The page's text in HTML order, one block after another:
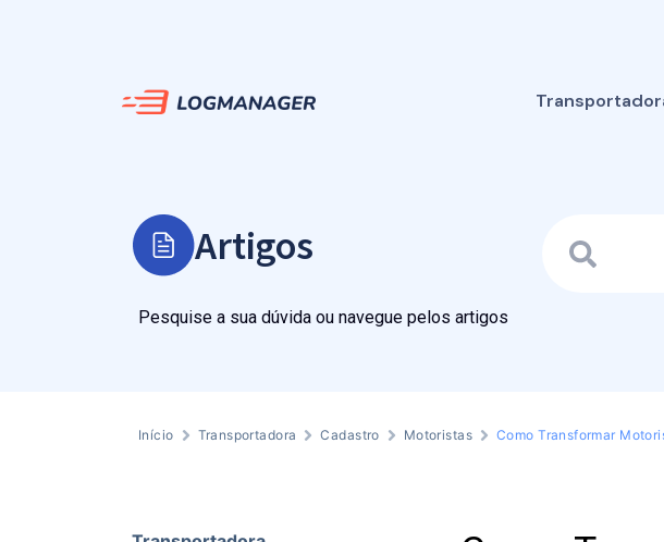
Artigos
Pesquise a sua dúvida ou navegue pelos artigos
Início Transportadora Cadastro Motoristas Como Transformar